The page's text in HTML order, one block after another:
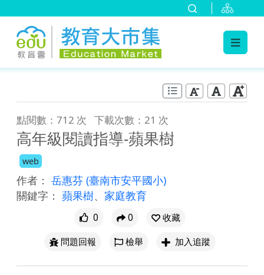
點閱數：712 次 下載次數：21 次
高年級閱讀指導-蘋果樹
web
作者： 岳惠芬 (臺南市安平國小)
關鍵字： 蘋果樹、 家庭教育
0 0
收藏
問題回報
檢舉 加入追蹤